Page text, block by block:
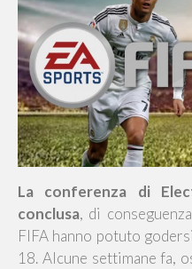
La conferenza di
conclusa, di
FIFA hanno potuto
18. Alcune settimane fa,